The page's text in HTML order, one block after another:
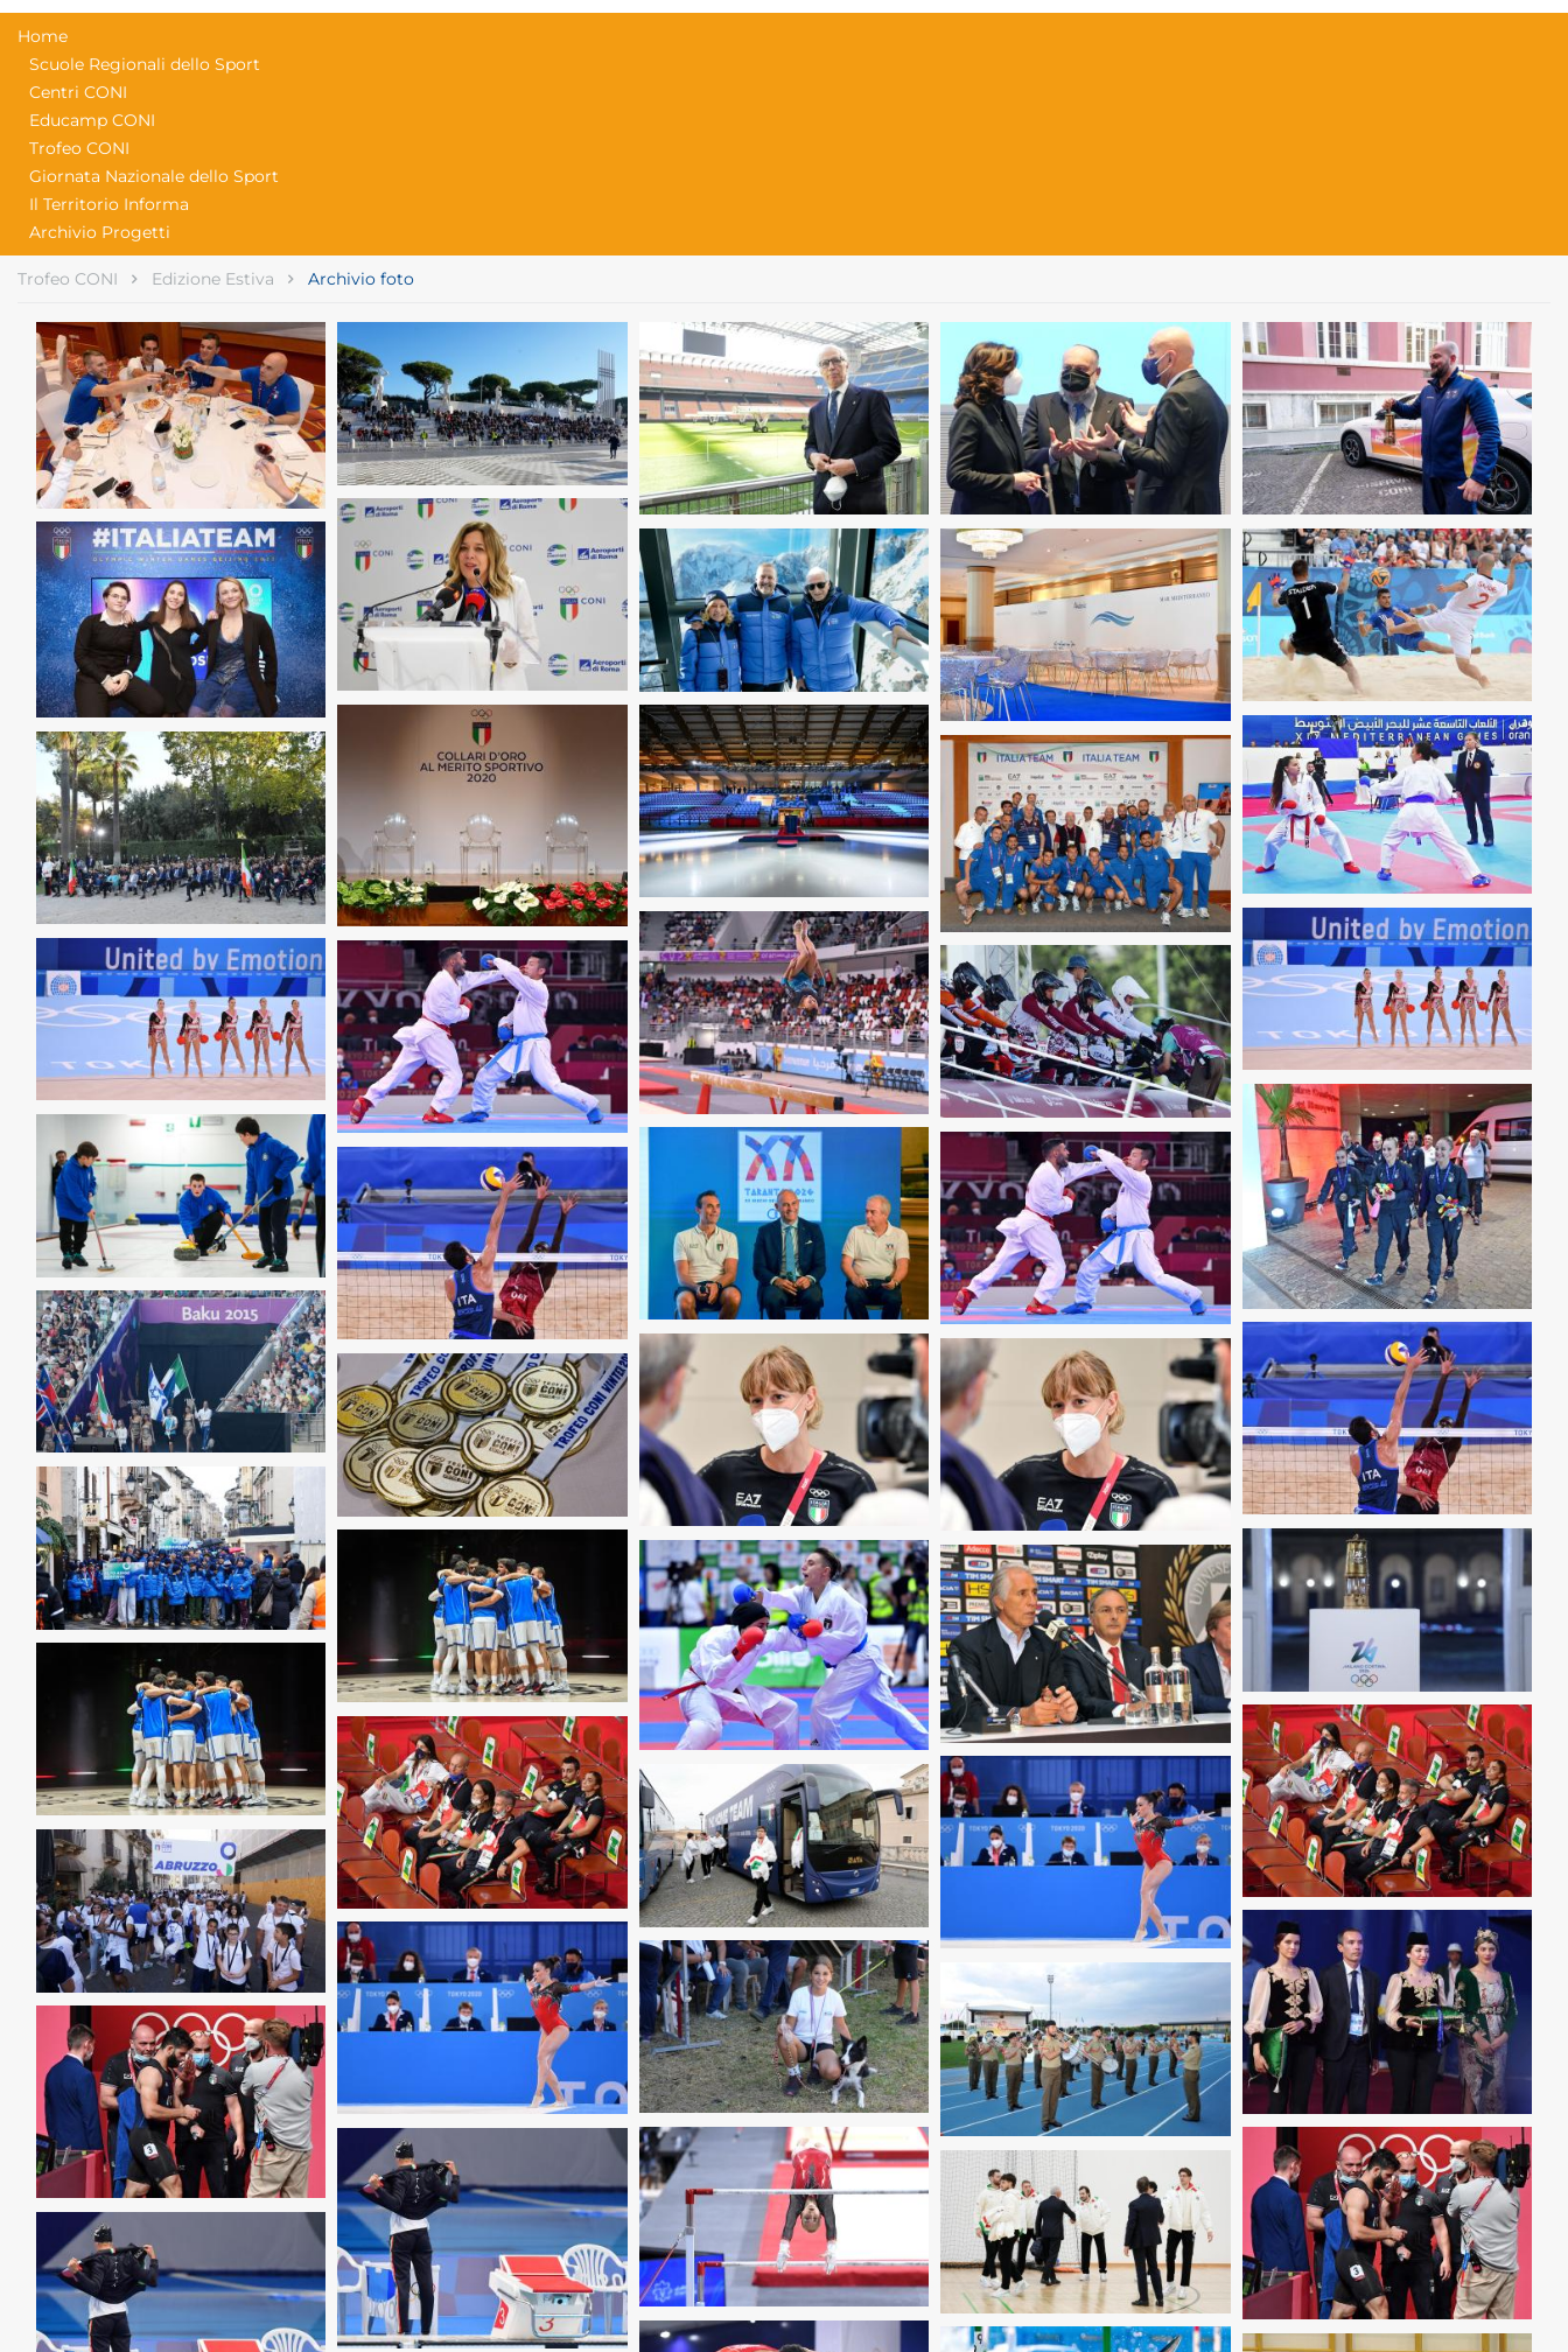
Home
Scuole Regionali dello Sport
Centri CONI
Educamp CONI
Trofeo CONI
Giornata Nazionale dello Sport
Il Territorio Informa
Archivio Progetti
Trofeo CONI Edizione Estiva Archivio foto